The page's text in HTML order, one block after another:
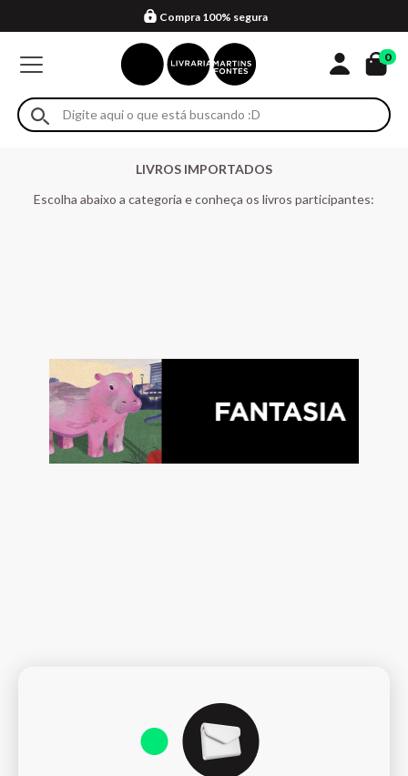
Formas de entrega
Compra 100% segura
Em até 4x sem juros no cartão*
Retire na loja
Eventos
0
LIVROS IMPORTADOS
Escolha abaixo a categoria e conheça os livros participantes: